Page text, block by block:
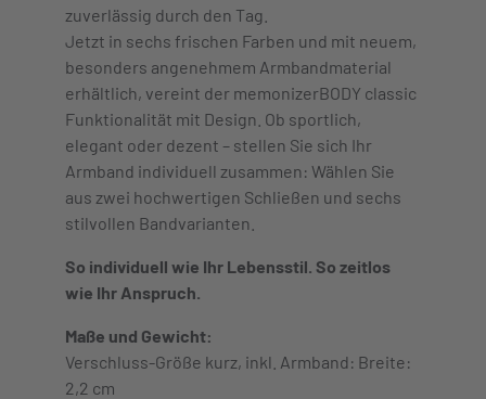
zuverlässig durch den Tag.
Jetzt in sechs frischen Farben und mit neuem,
besonders angenehmem Armbandmaterial
erhältlich, vereint der memonizerBODY classic
Funktionalität mit Design. Ob sportlich,
elegant oder dezent – stellen Sie sich Ihr
Armband individuell zusammen: Wählen Sie
aus zwei hochwertigen Schließen und sechs
stilvollen Bandvarianten.
So individuell wie Ihr Lebensstil. So zeitlos
wie Ihr Anspruch.
Maße und Gewicht:
Verschluss-Größe kurz, inkl. Armband: Breite:
2,2 cm